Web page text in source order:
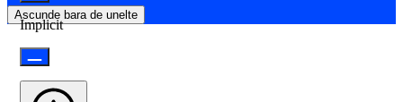
Ascunde bara de unelte
Implicit